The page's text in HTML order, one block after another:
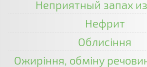
Неприятный запах
Нефрит
Облисіння
Ожиріння, обміну